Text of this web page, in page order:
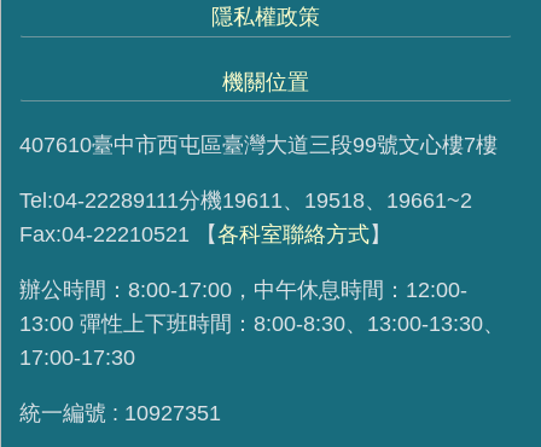
隱私權政策
機關位置
407610臺中市西屯區臺灣大道三段99號文心樓7樓
Tel:04-22289111分機19611、19518、19661~2
Fax:04-22210521
【各科室聯絡方式】
辦公時間：8:00-17:00，中午休息時間：12:00-
13:00 彈性上下班時間：8:00-8:30、13:00-13:30、
17:00-17:30
統一編號 : 10927351